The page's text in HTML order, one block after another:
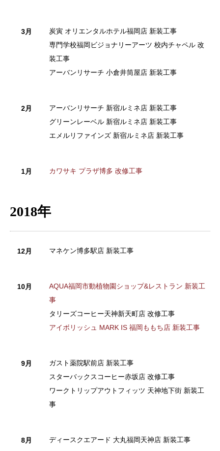
3月
炭寅 オリエンタルホテル福岡店 新装工事
専門学校福岡ビジョナリーアーツ 校内チャペル 改
装工事
アーバンリサーチ 小倉井筒屋店 新装工事
2月
アーバンリサーチ 新宿ルミネ店 新装工事
グリーンレーベル 新宿ルミネ店 新装工事
エメルリファインズ 新宿ルミネ店 新装工事
1月 カワサキ プラザ博多 改修工事
2018年
12月 マネケン博多駅店 新装工事
10月
AQUA福岡市動植物園ショップ&レストラン 新装工
事
タリーズコーヒー天神新天町店 改修工事
アイボリッシュ MARK IS 福岡ももち店 新装工事
9月
ガスト薬院駅前店 新装工事
スターバックスコーヒー赤坂店 改修工事
ワークトリップアウトフィッツ 天神地下街 新装工
事
8月 ディースクエアード 大丸福岡天神店 新装工事